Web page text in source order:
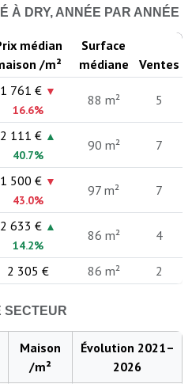
À DRY, ANNÉE PAR ANNÉE
médian
/m²
Surface
médiane
Ventes
1 761 € ▼
16.6%
88 m² 5
2 111 € ▲
40.7%
90 m² 7
1 500 € ▼
43.0%
97 m² 7
2 633 € ▲
14.2%
86 m² 4
2 305 € 86 m² 2
SECTEUR
Maison
/m²
Évolution 2021–
2026